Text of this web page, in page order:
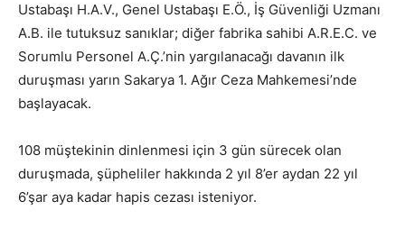
Ustabaşı H.A.V., Genel Ustabaşı E.Ö., İş Güvenliği Uzmanı
A.B. ile tutuksuz sanıklar; diğer fabrika sahibi A.R.E.C. ve
Sorumlu Personel A.Ç.’nin yargılanacağı davanın ilk
duruşması yarın Sakarya 1. Ağır Ceza Mahkemesi’nde
başlayacak.
108 müştekinin dinlenmesi için 3 gün sürecek olan
duruşmada, şüpheliler hakkında 2 yıl 8’er aydan 22 yıl
6’şar aya kadar hapis cezası isteniyor.